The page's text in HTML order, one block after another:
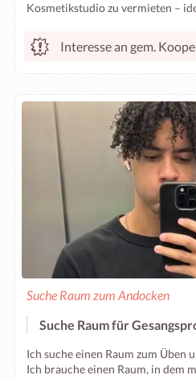
Kosmetikstudio zu vermieten –
Interesse an gem.
Suche Raum zum Andocken
Suche Raum für
Ich suche einen Raum zum Üben
Ich brauche einen Raum, in dem